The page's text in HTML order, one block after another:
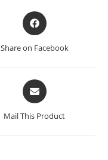
Share on Facebook
Mail This Product